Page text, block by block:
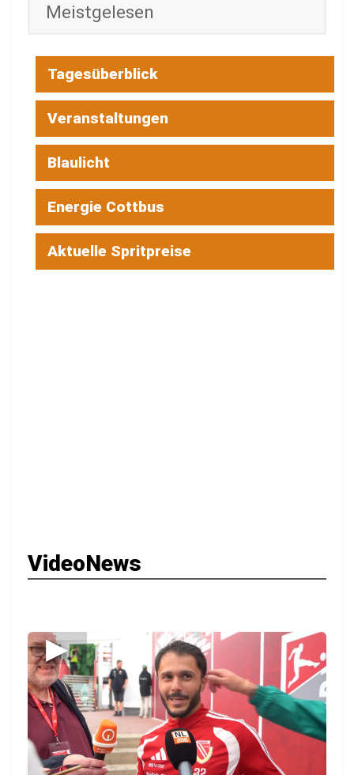
Meistgelesen
Tagesüberblick
Veranstaltungen
Blaulicht
Energie Cottbus
Aktuelle Spritpreise
VideoNews
▶